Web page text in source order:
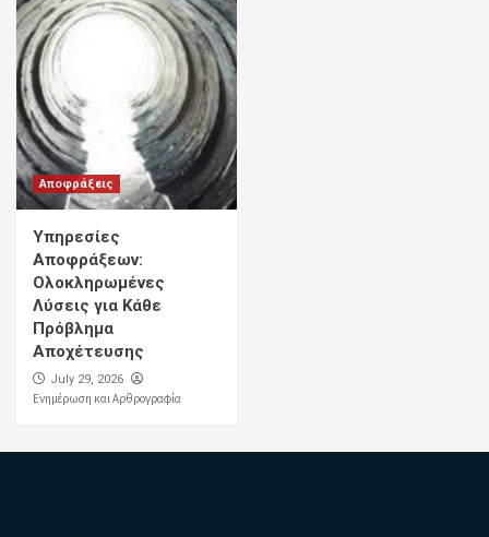
Αποφράξεις
Υπηρεσίες
Αποφράξεων:
Ολοκληρωμένες
Λύσεις για Κάθε
Πρόβλημα
Αποχέτευσης
July 29, 2026
Ενημέρωση και Αρθρογραφία